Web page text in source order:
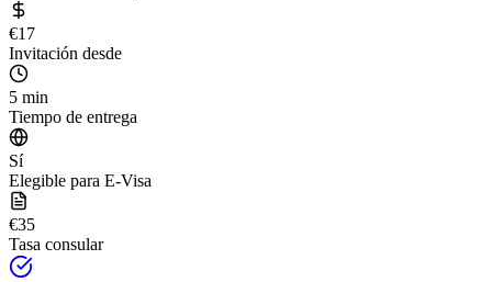
€17
Invitación desde
5 min
Tiempo de entrega
Sí
Elegible para E-Visa
€35
Tasa consular